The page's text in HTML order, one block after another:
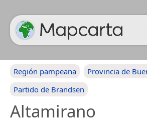
Región pampeana
Provincia de
Partido de Brandsen
Altamirano